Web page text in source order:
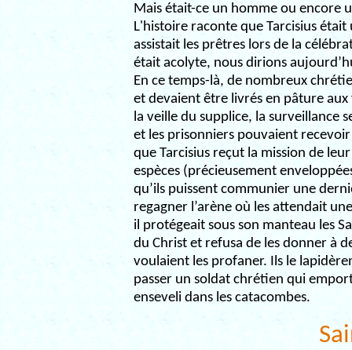
Mais était-ce un homme ou encore
L'histoire raconte que Tarcisius
assistait les prêtres lors de la
était acolyte, nous dirions
En ce temps-là, de nombreux
et devaient être livrés en pâture aux
la veille du supplice, la surveillance
et les prisonniers pouvaient recevoir
que Tarcisius reçut la mission de
espèces (précieusement
qu’ils puissent communier une
regagner l’arène où les attendait
il protégeait sous son manteau les
du Christ et refusa de les donner à
voulaient les profaner. Ils le
passer un soldat chrétien qui
enseveli dans les catacombes.